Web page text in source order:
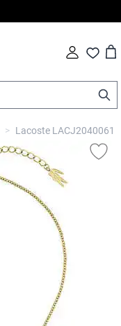
Fav Cart
> Lacoste LACJ2040061